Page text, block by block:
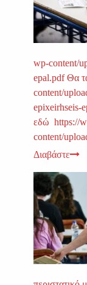
wp-content/
epal.pdf Θα
content/
epixeirhseis-
εδώ https://
content/
Διαβάστε